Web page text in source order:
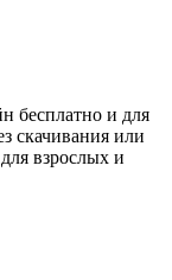
бесплатно и для
скачивания или
взрослых и